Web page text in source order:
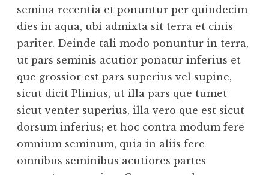
semina recentia et ponuntur per quindecim
dies in aqua, ubi admixta sit terra et cinis
pariter. Deinde tali modo ponuntur in terra,
ut pars seminis acutior ponatur inferius et
que grossior est pars superius vel supine,
sicut dicit Plinius, ut illa pars que tumet
sicut venter superius, illa vero que est sicut
dorsum inferius; et hoc contra modum fere
omnium seminum, quia in aliis fere
omnibus seminibus acutiores partes